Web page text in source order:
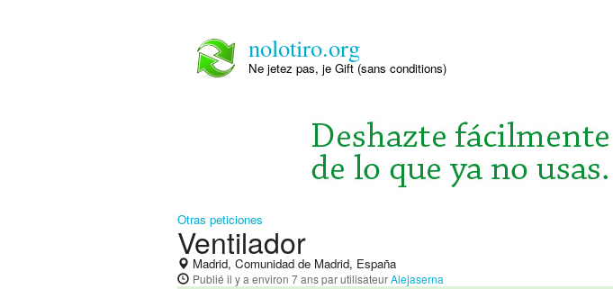
nolotiro.org
Ne jetez pas, je Gift (sans conditions)
Otras peticiones
Ventilador
Madrid, Comunidad de Madrid, España
Publié il y a environ 7 anspar utilisateurAlejaserna